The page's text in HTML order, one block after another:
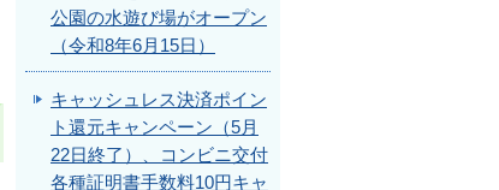
公園の水遊び場がオープン
（令和8年6月15日）
キャッシュレス決済ポイン
ト還元キャンペーン（5月
22日終了）、コンビニ交付
各種証明書手数料10円キャ